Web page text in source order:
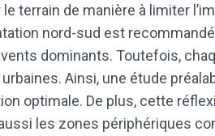
terrain de manière à limiter
nord-sud est
dominants. Toutefois,
Ainsi, une étude
optimale. De plus, cette
les zones périphériques